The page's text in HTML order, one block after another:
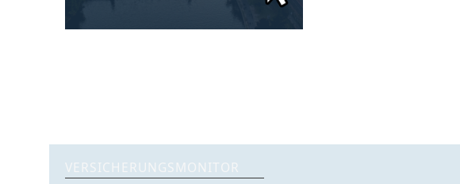
VERSICHERUNGSMONITOR